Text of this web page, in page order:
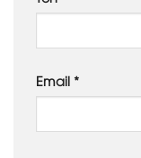
Email *